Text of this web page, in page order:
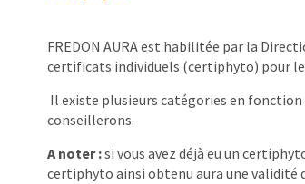
FREDON AURA est habilitée par la
certificats individuels (certiphyto) pour
Il existe plusieurs catégories en fonction
conseillerons.
A noter :si vous avez déjà eu un
certiphyto ainsi obtenu aura une validité